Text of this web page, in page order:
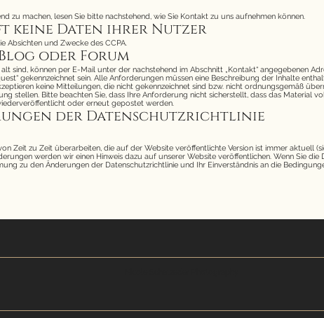
zu machen, lesen Sie bitte nachstehend, wie Sie Kontakt zu uns aufnehmen können.
keine Daten ihrer Nutzer
Absichten und Zwecke des CCPA.
oder Forum
sind, können per E-Mail unter der nachstehend im Abschnitt „Kontakt“ angegebenen
gekennzeichnet sein. Alle Anforderungen müssen eine Beschreibung der Inhalte
keine Mitteilungen, die nicht gekennzeichnet sind bzw. nicht ordnungsgemäß
stellen. Bitte beachten Sie, dass Ihre Anforderung nicht sicherstellt, dass das Material
oder erneut gepostet werden.
der Datenschutzrichtlinie
Zeit zu Zeit überarbeiten, die auf der Website veröffentlichte Version ist immer aktuell
werden wir einen Hinweis dazu auf unserer Website veröffentlichen. Wenn Sie
zu den Änderungen der Datenschutzrichtlinie und Ihr Einverständnis an die